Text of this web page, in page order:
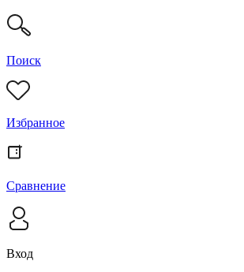
Поиск
Избранное
Сравнение
Вход